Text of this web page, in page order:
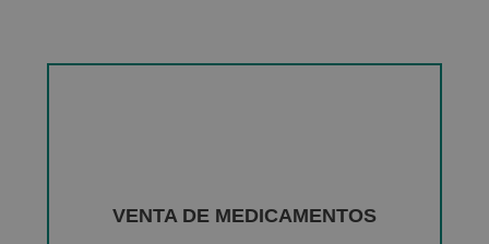
VENTA DE MEDICAMENTOS